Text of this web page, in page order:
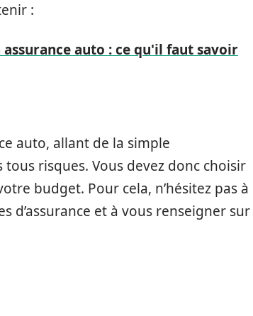
:
auto : ce qu'il faut savoir
auto, allant de la simple
risques. Vous devez donc choisir
budget. Pour cela, n’hésitez pas à
d’assurance et à vous renseigner sur